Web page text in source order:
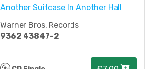
Another Suitcase In Another Hall
Warner Bros. Records
9362 43847-2